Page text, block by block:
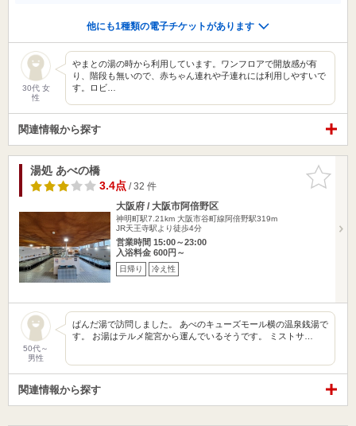
他にも1種類の電子チケットがあります
30代 女
性
やまとの湯の時から利用しています。ワンフロアで開放感が有
り、階段も無いので、赤ちゃん連れや子連れには利用しやすいで
す。ロビ…
関連情報から探す
お気に入
りに追加
湯処 あべの橋
3.4点/ 32 件
大阪府 / 大阪市阿倍野区
神明町駅7.21km 大阪市谷町線阿倍野駅319m
JR天王寺駅より徒歩4分
営業時間 15:00～23:00
入浴料金 600円～
日帰り 冷え性
50代～
男性
ぱんだ湯で訪問しました。 あべのキューズモール横の温泉銭湯で
す。 お湯はテルメ龍宮から運んでいるそうです。 ミストサ…
関連情報から探す